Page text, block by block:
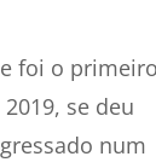
foi o
se deu
num